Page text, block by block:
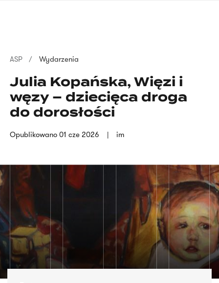
Ścieżka
nawigacyjna
ASP Wydarzenia
Julia Kopańska, Więzi i
węzy – dziecięca droga
do dorosłości
Opublikowano 01 cze 2026 im